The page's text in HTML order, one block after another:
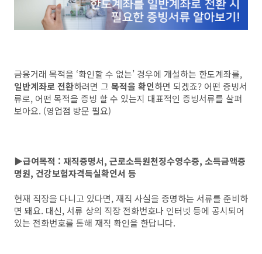
금융거래 목적을 ‘확인할 수 없는’ 경우에 개설하는 한도계좌를,
일반계좌로 전환하려면 그 목적을 확인하면 되겠죠? 어떤 증빙서
류로, 어떤 목적을 증빙 할 수 있는지 대표적인 증빙서류를 살펴
보아요. (영업점 방문 필요)
▶급여목적 : 재직증명서, 근로소득원천징수영수증, 소득금액증
명원, 건강보험자격득실확인서 등
현재 직장을 다니고 있다면, 재직 사실을 증명하는 서류를 준비하
면 돼요. 대신, 서류 상의 직장 전화번호나 인터넷 등에 공시되어
있는 전화번호를 통해 재직 확인을 한답니다.